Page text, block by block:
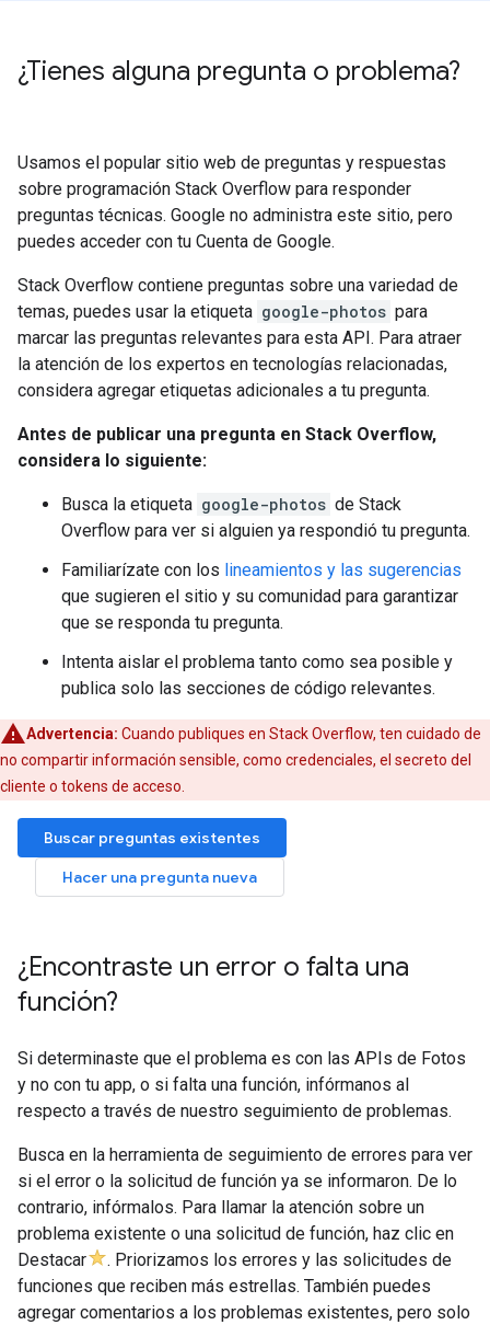
¿Tienes alguna pregunta o problema?
Usamos el popular sitio web de preguntas y respuestas
sobre programación Stack Overflow para responder
preguntas técnicas. Google no administra este sitio, pero
puedes acceder con tu Cuenta de Google.
Stack Overflow contiene preguntas sobre una variedad de
temas, puedes usar la etiqueta google-photos para
marcar las preguntas relevantes para esta API. Para atraer
la atención de los expertos en tecnologías relacionadas,
considera agregar etiquetas adicionales a tu pregunta.
Antes de publicar una pregunta en Stack Overflow,
considera lo siguiente:
Busca la etiqueta google-photos de Stack
Overflow para ver si alguien ya respondió tu pregunta.
Familiarízate con los lineamientos y las sugerencias
que sugieren el sitio y su comunidad para garantizar
que se responda tu pregunta.
Intenta aislar el problema tanto como sea posible y
publica solo las secciones de código relevantes.
Advertencia: Cuando publiques en Stack Overflow, ten cuidado de
no compartir información sensible, como credenciales, el secreto del
cliente o tokens de acceso.
Buscar preguntas existentes
Hacer una pregunta nueva
¿Encontraste un error o falta una
función?
Si determinaste que el problema es con las APIs de Fotos
y no con tu app, o si falta una función, infórmanos al
respecto a través de nuestro seguimiento de problemas.
Busca en la herramienta de seguimiento de errores para ver
si el error o la solicitud de función ya se informaron. De lo
contrario, infórmalos. Para llamar la atención sobre un
problema existente o una solicitud de función, haz clic en
Destacar
. Priorizamos los errores y las solicitudes de
funciones que reciben más estrellas. También puedes
agregar comentarios a los problemas existentes, pero solo